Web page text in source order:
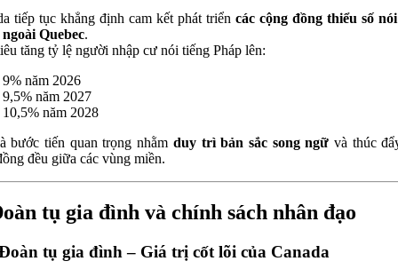
tiếp tục khẳng định cam kết phát triển các cộng đồng thiểu số
Quebec.
tăng tỷ lệ người nhập cư nói tiếng Pháp lên:
9% năm 2026
9,5% năm 2027
10,5% năm 2028
bước tiến quan trọng nhằm duy trì bản sắc song ngữ và thúc
đều giữa các vùng miền.
tụ gia đình và chính sách nhân đạo
tụ gia đình – Giá trị cốt lõi của Canada